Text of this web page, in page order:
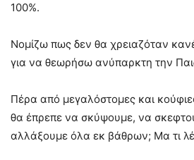
100%.
Νομίζω πως δεν θα χρειαζόταν
για να θεωρήσω ανύπαρκτη την
Πέρα από μεγαλόστομες και
θα έπρεπε να σκύψουμε, να
αλλάξουμε όλα εκ βάθρων; Μα τι